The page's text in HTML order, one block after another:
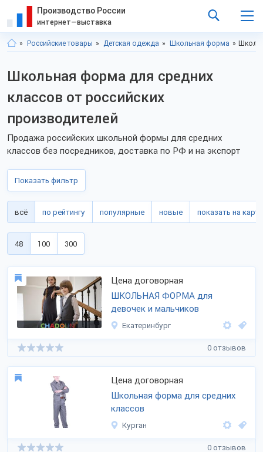
Производство России
интернет—выставка
Российские товары Детская одежда Школьная форма
Школьная форма для средних
классов от российских
производителей
Продажа российских школьной формы для средних
классов без посредников, доставка по РФ и на экспорт
Показать фильтр
всё по рейтингу популярные новые показать на карте
48 100 300
Цена договорная
ШКОЛЬНАЯ ФОРМА для
девочек и мальчиков
Екатеринбург
0 отзывов
Цена договорная
Школьная форма для средних
классов
Курган
0 отзывов